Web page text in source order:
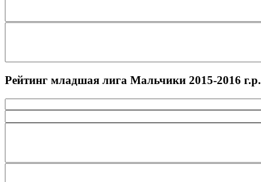
Рейтинг младшая лига Мальчики 2015-2016 г.р.